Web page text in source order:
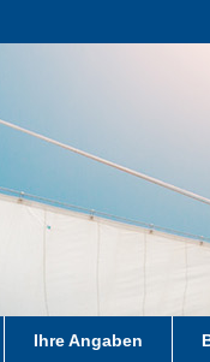
Ihre Angaben